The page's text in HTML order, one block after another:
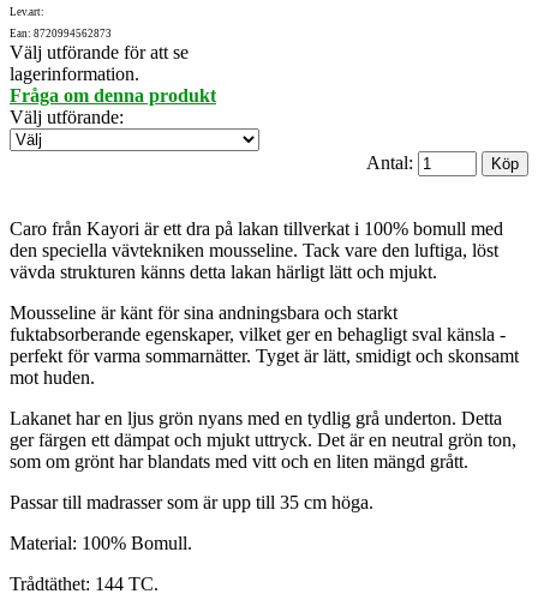
Lev.art:
Ean: 8720994562873
Välj utförande för att se
lagerinformation.
Fråga om denna produkt
Välj utförande:
Antal:
Caro från Kayori är ett dra på lakan tillverkat i 100% bomull med
den speciella vävtekniken mousseline. Tack vare den luftiga, löst
vävda strukturen känns detta lakan härligt lätt och mjukt.
Mousseline är känt för sina andningsbara och starkt
fuktabsorberande egenskaper, vilket ger en behagligt sval känsla -
perfekt för varma sommarnätter. Tyget är lätt, smidigt och skonsamt
mot huden.
Lakanet har en ljus grön nyans med en tydlig grå underton. Detta
ger färgen ett dämpat och mjukt uttryck. Det är en neutral grön ton,
som om grönt har blandats med vitt och en liten mängd grått.
Passar till madrasser som är upp till 35 cm höga.
Material: 100% Bomull.
Trådtäthet: 144 TC.